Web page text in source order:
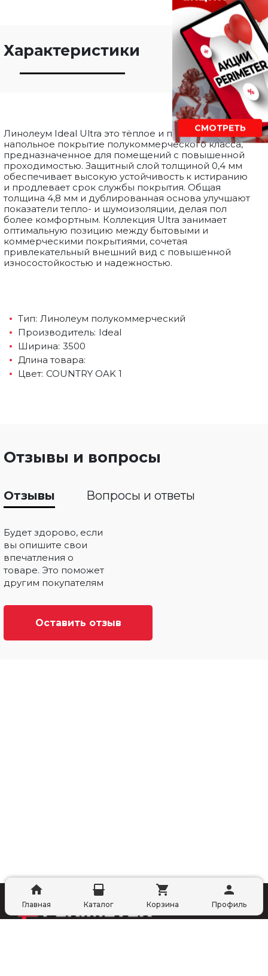
Характеристики
Линолеум Ideal Ultra это тёплое и прочное
напольное покрытие полукоммерческого класса,
предназначенное для помещений с повышенной
проходимостью. Защитный слой толщиной 0,4 мм
обеспечивает высокую устойчивость к истиранию
и продлевает срок службы покрытия. Общая
толщина 4,8 мм и дублированная основа улучшают
показатели тепло- и шумоизоляции, делая пол
более комфортным. Коллекция Ultra занимает
оптимальную позицию между бытовыми и
коммерческими покрытиями, сочетая
привлекательный внешний вид с повышенной
износостойкостью и надежностью.
Тип: Линолеум полукоммерческий
Производитель: Ideal
Ширина: 3500
Длина товара:
Цвет: COUNTRY OAK 1
Отзывы и вопросы
Отзывы Вопросы и ответы
Будет здорово, если
вы опишите свои
впечатления о
товаре. Это поможет
другим покупателям
Оставить отзыв
СМОТРЕТЬ
Главная Каталог Корзина Профиль